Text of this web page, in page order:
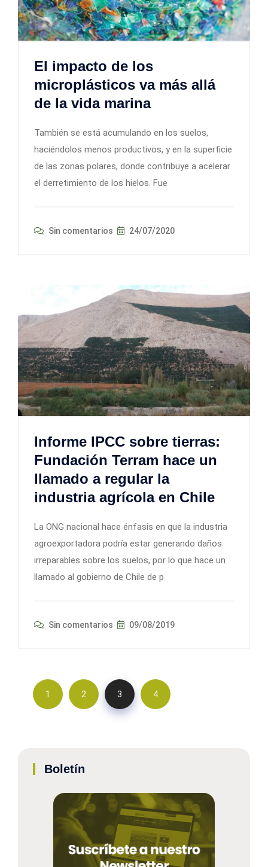
El impacto de los
microplásticos va más allá
de la vida marina
También se está acumulando en los suelos,
haciéndolos menos productivos, y en la superficie
de las zonas polares, donde contribuye a acelerar
el derretimiento de los hielos. Fue
Sin comentarios 24/07/2020
Informe IPCC sobre tierras:
Fundación Terram hace un
llamado a regular la
industria agrícola en Chile
La ONG nacional hace énfasis en que la industria
agroexportadora podría estar generando daños
irreparables sobre los suelos, por lo que hace un
llamado al gobierno de Chile de p
Sin comentarios 09/08/2019
1 2 3 4
Boletín